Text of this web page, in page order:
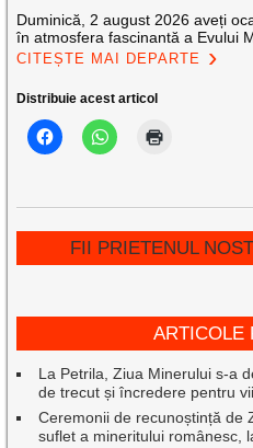
Duminică, 2 august 2026 aveți
în atmosfera fascinantă a Evului
CITEȘTE MAI DEPARTE
Distribuie acest articol
FII PRIETENUL
ARTICOLE
La Petrila, Ziua Minerului s-a
de trecut și încredere pentru
Ceremonii de recunoștință de
suflet a mineritului românesc,